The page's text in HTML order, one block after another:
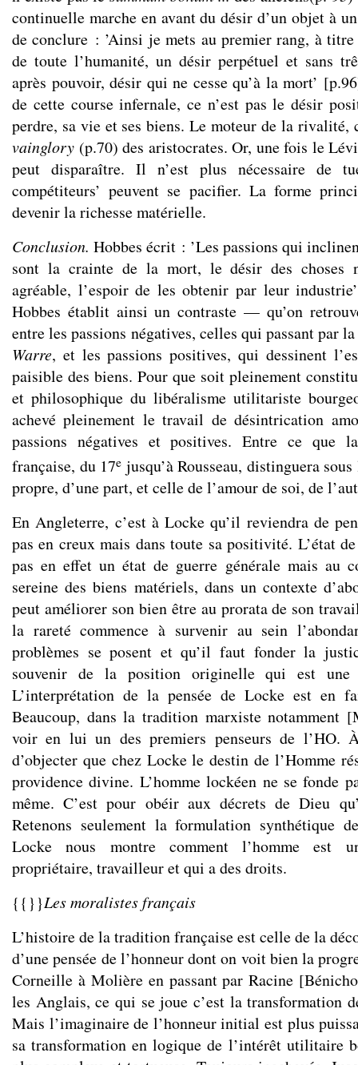
continuelle marche en avant du désir d’un objet à
de conclure : ’Ainsi je mets au premier rang, à
de toute l’humanité, un désir perpétuel et sans
après pouvoir, désir qui ne cesse qu’à la mort’
de cette course infernale, ce n’est pas le désir
perdre, sa vie et ses biens. Le moteur de la rivalité,
vainglory (p.70) des aristocrates. Or, une fois le
peut disparaître. Il n’est plus nécessaire de
compétiteurs’ peuvent se pacifier. La forme
devenir la richesse matérielle.
Conclusion. Hobbes écrit : ’Les passions qui
sont la crainte de la mort, le désir des choses
agréable, l’espoir de les obtenir par leur
Hobbes établit ainsi un contraste — qu’on
entre les passions négatives, celles qui passant par
Warre, et les passions positives, qui dessinent
paisible des biens. Pour que soit pleinement
et philosophique du libéralisme utilitariste
achevé pleinement le travail de désintrication
passions négatives et positives. Entre ce que
française, du 17e jusqu’à Rousseau, distinguera
propre, d’une part, et celle de l’amour de soi, de
En Angleterre, c’est à Locke qu’il reviendra de
pas en creux mais dans toute sa positivité. L’état
pas en effet un état de guerre générale mais au
sereine des biens matériels, dans un contexte
peut améliorer son bien être au prorata de son
la rareté commence à survenir au sein
problèmes se posent et qu’il faut fonder la
souvenir de la position originelle qui est une
L’interprétation de la pensée de Locke est en
Beaucoup, dans la tradition marxiste notamment
voir en lui un des premiers penseurs de l’HO.
d’objecter que chez Locke le destin de l’Homme
providence divine. L’homme lockéen ne se fonde
même. C’est pour obéir aux décrets de Dieu
Retenons seulement la formulation synthétique
Locke nous montre comment l’homme est
propriétaire, travailleur et qui a des droits.
{{}}Les moralistes français
L’histoire de la tradition française est celle de la
d’une pensée de l’honneur dont on voit bien la
Corneille à Molière en passant par Racine
les Anglais, ce qui se joue c’est la transformation
Mais l’imaginaire de l’honneur initial est plus
sa transformation en logique de l’intérêt utilitaire